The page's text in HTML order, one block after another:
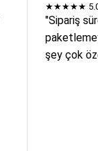
★★★★★
"Sipariş
şey çok